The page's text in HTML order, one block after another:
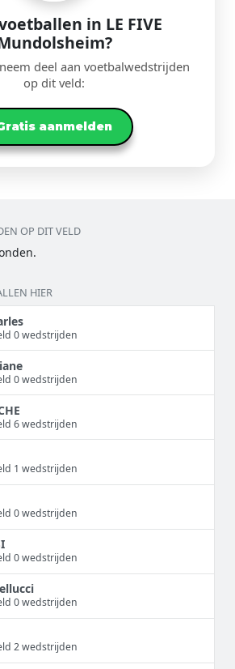
in LE FIVE
deel aan voetbalwedstrijden
op dit veld:
aanmelden
OP DIT VELD
HIER
0 wedstrijden
0 wedstrijden
6 wedstrijden
1 wedstrijden
0 wedstrijden
0 wedstrijden
0 wedstrijden
2 wedstrijden